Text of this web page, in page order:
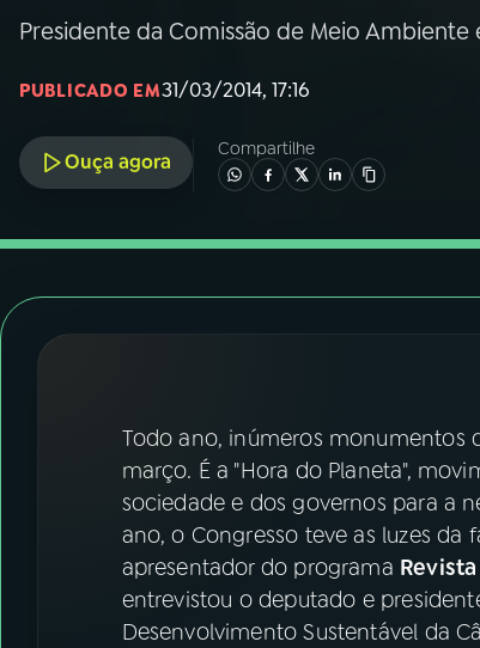
03PROGRAMAÇÃO
05PODCASTS
FESTIVAL DE MÚSICA
ACOMPANHE A RÁDIO NACIONAL
Instagram X
Presidente da Comissão de Meio
PUBLICADO EM31/03/2014, 17:16
Ouça agora
Compartilhe
Todo ano, inúmeros monumentos
março. É a "Hora do Planeta",
sociedade e dos governos para a
ano, o Congresso teve as luzes
apresentador do programa
entrevistou o deputado e
Desenvolvimento Sustentável da